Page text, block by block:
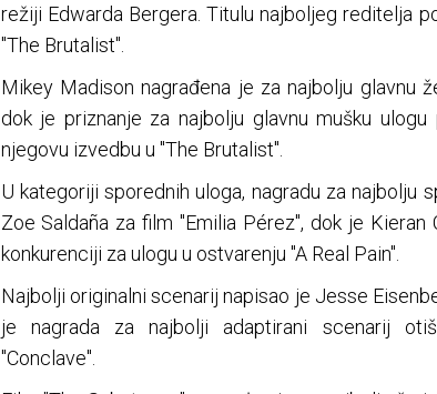
režiji Edwarda Bergera. Titulu najboljeg reditelja
"The Brutalist".
Mikey Madison nagrađena je za najbolju glavnu
dok je priznanje za najbolju glavnu mušku
njegovu izvedbu u "The Brutalist".
U kategoriji sporednih uloga, nagradu za najbolju
Zoe Saldaña za film "Emilia Pérez", dok je Kieran
konkurenciji za ulogu u ostvarenju "A Real Pain".
Najbolji originalni scenarij napisao je Jesse
je nagrada za najbolji adaptirani scenarij
"Conclave".